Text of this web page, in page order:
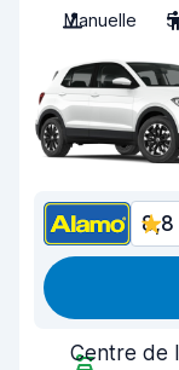
Manuelle
5
8,8
Centre de